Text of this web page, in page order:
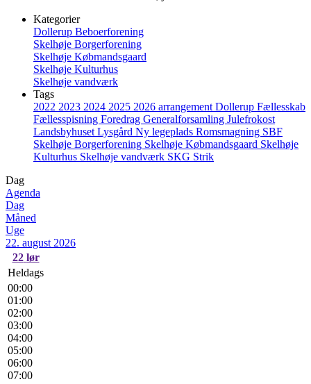
Kategorier
Dollerup Beboerforening
Skelhøje Borgerforening
Skelhøje Købmandsgaard
Skelhøje Kulturhus
Skelhøje vandværk
Tags
2022 2023 2024 2025 2026 arrangement Dollerup Fællesskab
Fællesspisning Foredrag Generalforsamling Julefrokost
Landsbyhuset Lysgård Ny legeplads Romsmagning SBF
Skelhøje Borgerforening Skelhøje Købmandsgaard Skelhøje
Kulturhus Skelhøje vandværk SKG Strik
Dag
Agenda
Dag
Måned
Uge
22. august 2026
22 lør
Heldags
00:00
01:00
02:00
03:00
04:00
05:00
06:00
07:00